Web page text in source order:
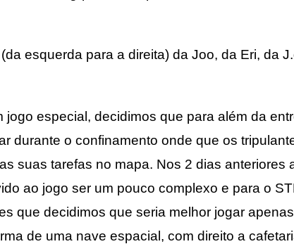
esquerda para a direita) da Joo, da Eri, da
especial, decidimos que para além da
durante o confinamento onde que os
suas tarefas no mapa. Nos 2 dias anteriores
ao jogo ser um pouco complexo e para o
que decidimos que seria melhor jogar
de uma nave espacial, com direito a